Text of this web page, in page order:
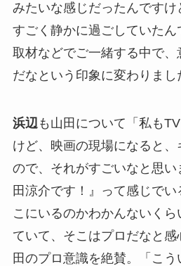
みたいな感じだったんです
すごく静かに過ごしていたん
取材などでご一緒する中で
だなという印象に変わりまし
浜辺 も山田について「私も
けど、映画の現場になると
ので、それがすごいなと思い
田涼介です！』って感じで
こにいるのかわかんないく
ていて、そこはプロだなと
田のプロ意識を絶賛。「こう